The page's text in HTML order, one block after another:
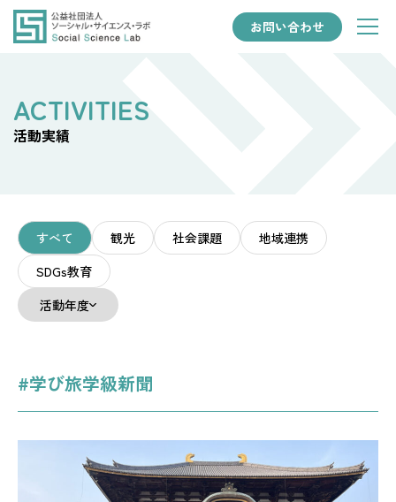
お問い合わせ
活動実績
すべて 観光 社会課題
地域連携
SDGs教育
活動年度
#学び旅学級新聞